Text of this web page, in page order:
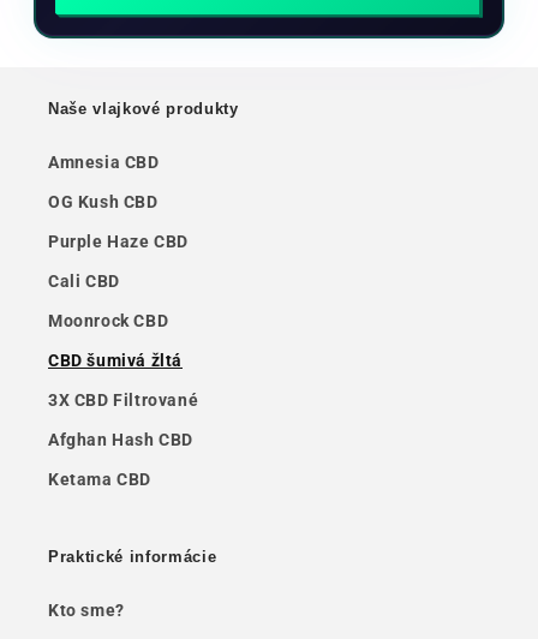
Naše vlajkové produkty
Amnesia CBD
OG Kush CBD
Purple Haze CBD
Cali CBD
Moonrock CBD
CBD šumivá žltá
3X CBD Filtrované
Afghan Hash CBD
Ketama CBD
Praktické informácie
Kto sme?